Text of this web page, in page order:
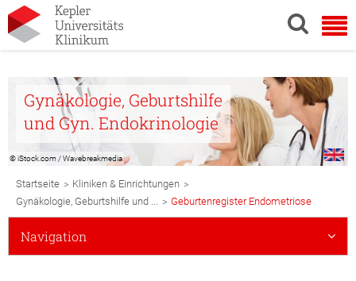
Gynäkologie, Geburtshilfe
und Gyn. Endokrinologie
© iStock.com / Wavebreakmedia
Breadcrumb
Navigation
Startseite > Kliniken & Einrichtungen >
Gynäkologie, Geburtshilfe und ... > Geburtenregister Endometriose
Subnavigation
Mobile
Navigation